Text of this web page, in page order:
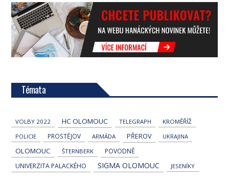
Témata
VOLBY 2022 HC OLOMOUC TELEGRAPH
KROMĚŘÍŽ
POLICIE
PROSTĚJOV ARMÁDA PŘEROV UKRAJINA
OLOMOUC ŠTERNBERK
POVODNĚ
UNIVERZITA PALACKÉHO
SIGMA OLOMOUC JESENÍKY